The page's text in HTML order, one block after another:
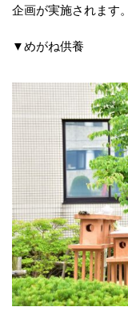
企画が実施されます。
▼めがね供養